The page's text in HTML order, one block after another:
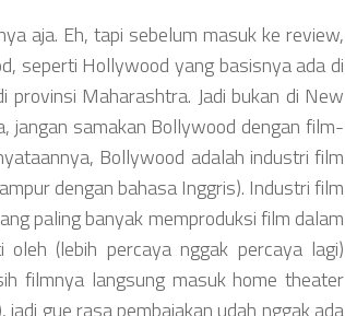
aja. Eh, tapi sebelum masuk ke review,
seperti Hollywood yang basisnya ada di
provinsi Maharashtra. Jadi bukan di New
jangan samakan Bollywood dengan film-
Bollywood adalah industri film
dengan bahasa Inggris). Industri film
paling banyak memproduksi film dalam
(lebih percaya nggak percaya lagi)
filmnya langsung masuk home theater
gue rasa pembajakan udah nggak ada